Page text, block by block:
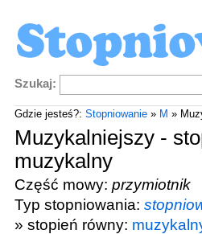
Szukaj:
Gdzie jesteś?: Stopniowanie» M »
Muzykalniejszy -
muzykalny
Część mowy: przymiotnik
Typ stopniowania:
» stopień równy: